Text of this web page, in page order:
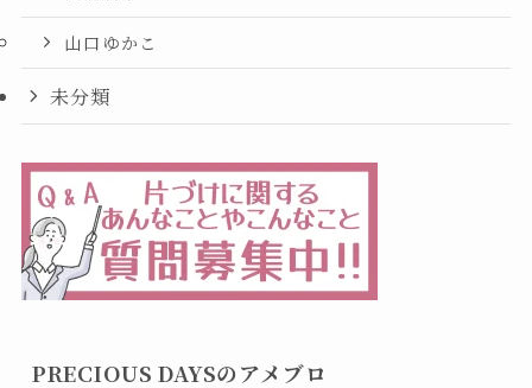
山口ゆかこ
未分類
PRECIOUS DAYSのアメブロ